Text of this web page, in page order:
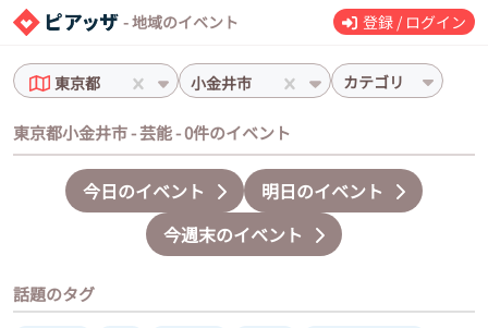
- 地域のイベント 登録 / ログイン
東京都 小金井市 カテゴリ
東京都小金井市 - 芸能 - 0件のイベント
今日のイベント
明日のイベント
今週末のイベント
話題のタグ